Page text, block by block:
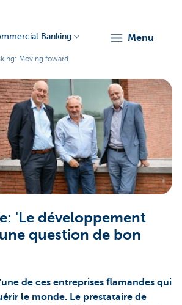
Banking menu
Moving foward
'Le développement
question de bon
de ces entreprises flamandes qui
le monde. Le prestataire de